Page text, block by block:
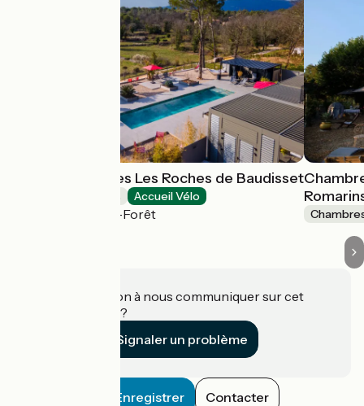
Chambre d'hôtes Les Roches de Baudisset
Accueil Vélo
Saint-Paul-en-Forêt
Une information à nous communiquer sur cet
établissement ?
Signaler un problème
Enregistrer Contacter